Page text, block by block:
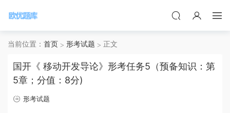
当前位置： 首页 形考试题 正文
国开《 移动开发导论》形考任务5（预备知识：第
5章；分值：8分)
形考试题